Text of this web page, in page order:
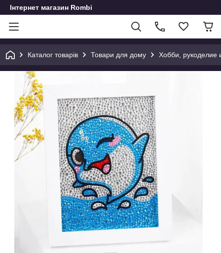
Інтернет магазин Rombi
Каталог товарів Товари для дому Хобби, рукоделие